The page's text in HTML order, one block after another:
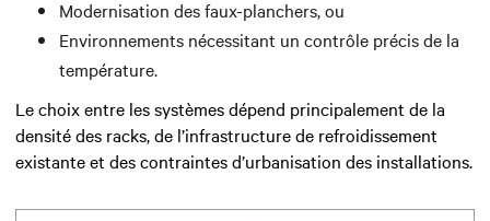
Modernisation des faux-planchers, ou
Environnements nécessitant un contrôle précis de la
température.
Le choix entre les systèmes dépend principalement de la
densité des racks, de l’infrastructure de refroidissement
existante et des contraintes d’urbanisation des installations.